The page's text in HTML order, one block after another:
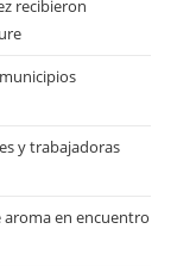
recibieron
y trabajadoras
aroma en encuentro